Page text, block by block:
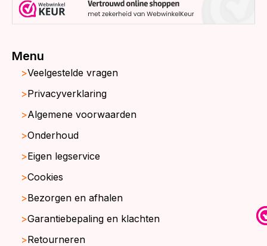
Menu
Veelgestelde vragen
Privacyverklaring
Algemene voorwaarden
Onderhoud
Eigen legservice
Cookies
Bezorgen en afhalen
Garantiebepaling en klachten
Retourneren